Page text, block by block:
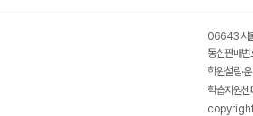
06643 서
통신판매
학원설립·
학습지원